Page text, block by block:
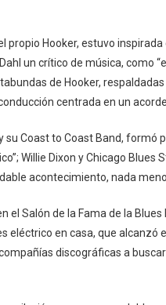
propio Hooker, estuvo
un crítico de música, como
de Hooker,
centrada en un
su Coast to Coast Band,
Willie Dixon y Chicago Blues
acontecimiento, nada
el Salón de la Fama de la
eléctrico en casa, que alcanzó
discográficas a